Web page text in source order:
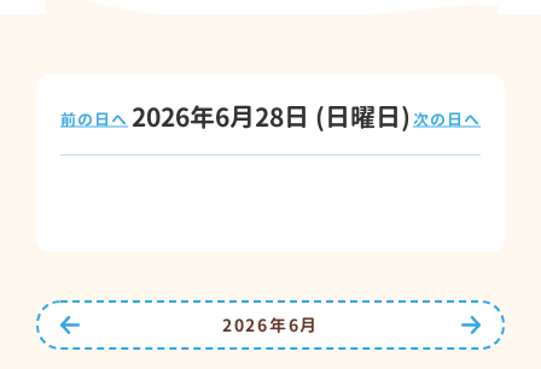
2026年6月28日 (日曜日)
前の日へ 次の日へ
次の月
2026年6月